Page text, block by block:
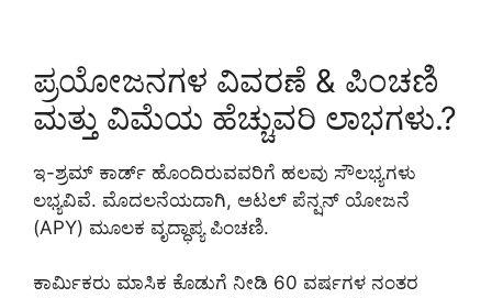
ಪ್ರಯೋಜನಗಳ ವಿವರಣೆ & ಪಿಂಚಣಿ
ಮತ್ತು ವಿಮೆಯ ಹೆಚ್ಚುವರಿ ಲಾಭಗಳು.?
ಇ-ಶ್ರಮ್ ಕಾರ್ಡ್ ಹೊಂದಿರುವವರಿಗೆ ಹಲವು ಸೌಲಭ್ಯಗಳು
ಲಭ್ಯವಿವೆ. ಮೊದಲನೆಯದಾಗಿ, ಅಟಲ್ ಪೆನ್ಷನ್ ಯೋಜನೆ
(APY) ಮೂಲಕ ವೃದ್ಧಾಪ್ಯ ಪಿಂಚಣಿ.
ಕಾರ್ಮಿಕರು ಮಾಸಿಕ ಕೊಡುಗೆ ನೀಡಿ 60 ವರ್ಷಗಳ ನಂತರ